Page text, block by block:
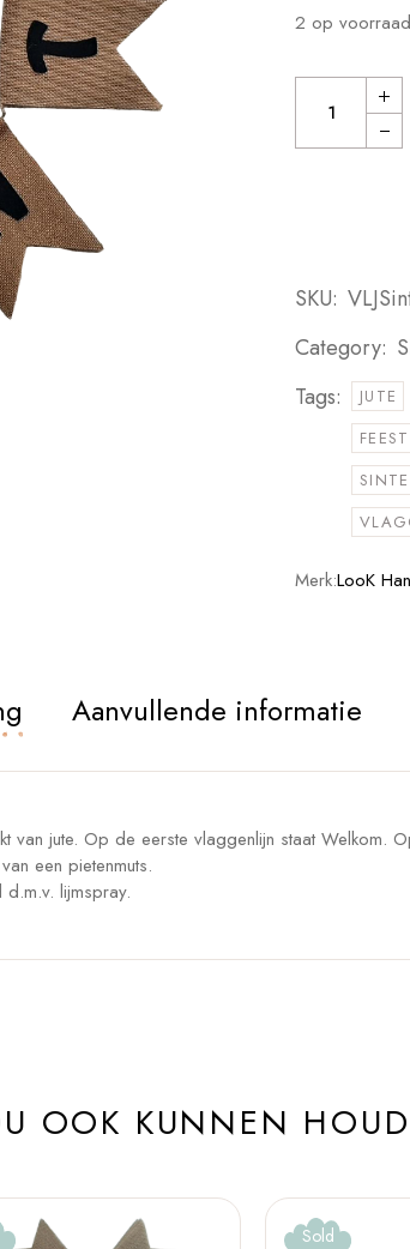
2 op voorraad
Vlaggetjeslijn
SKU:
Category:
Tags:
JUTE
FEEST
Merk:LooK
Aanvullende informatie
van jute. Op de eerste vlaggenlijn staat Welkom.
een pietenmuts.
lijmspray.
OOK KUNNEN
Sold